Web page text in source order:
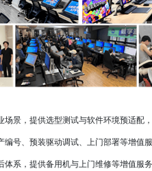
景，提供选型测试与软件环境预适配，
号、预装驱动调试、上门部署等增值
系，提供备用机与上门维修等增值服